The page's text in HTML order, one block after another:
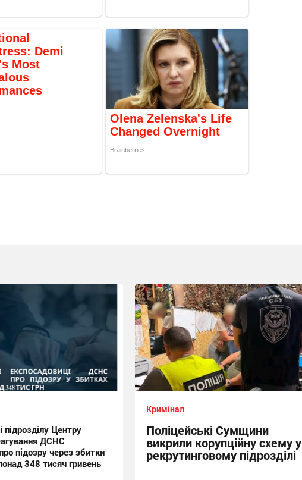
підрозділу Центру
ДСНС
підозру через збитки
348 тисяч гривень
Кримінал
Поліцейські Сумщини
викрили корупційну схему у
рекрутинговому підрозділі